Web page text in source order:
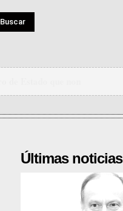
Buscar
Últimas noticias